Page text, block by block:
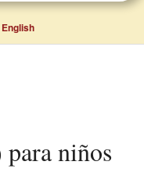
English
para niños